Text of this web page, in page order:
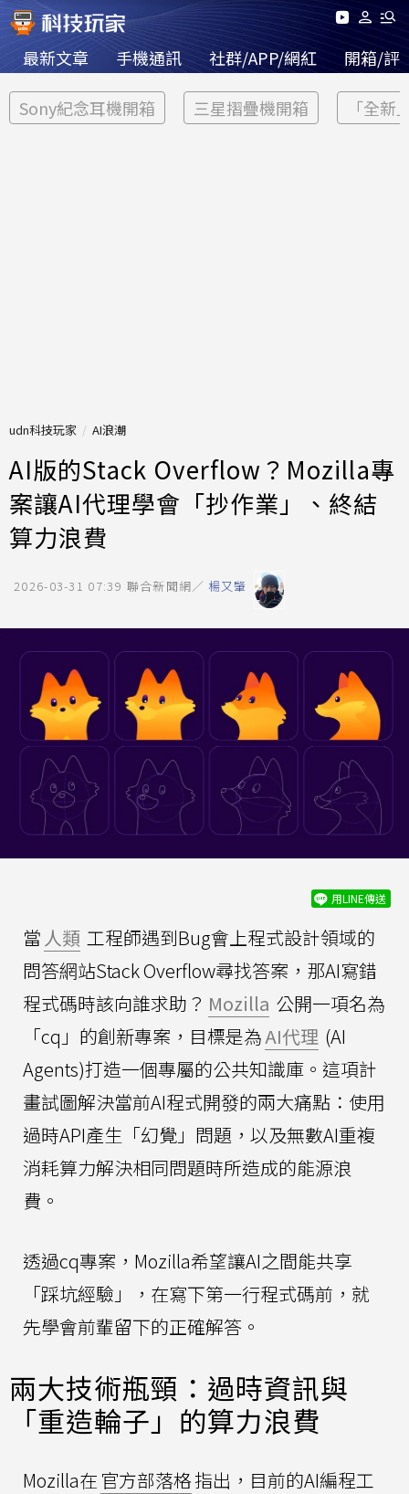
最新文章 手機通訊 社群/APP/網紅 開箱/評
Sony紀念耳機開箱 三星摺疊機開箱 「全新
udn科技玩家 AI浪潮
AI版的Stack Overflow？Mozilla專
案讓AI代理學會「抄作業」、終結
算力浪費
2026-03-31 07:39 聯合新聞網／ 楊又肇
用LINE傳送
當 人類 工程師遇到Bug會上程式設計領域的
問答網站Stack Overflow尋找答案，那AI寫錯
程式碼時該向誰求助？ Mozilla 公開一項名為
「cq」的創新專案，目標是為AI代理 (AI
Agents)打造一個專屬的公共知識庫。這項計
畫試圖解決當前AI程式開發的兩大痛點：使用
過時API產生「幻覺」問題，以及無數AI重複
消耗算力解決相同問題時所造成的能源浪
費。
透過cq專案，Mozilla希望讓AI之間能共享
「踩坑經驗」，在寫下第一行程式碼前，就
先學會前輩留下的正確解答。
兩大技術瓶頸：過時資訊與
「重造輪子」的算力浪費
Mozilla在 官方部落格指出，目前的AI編程工